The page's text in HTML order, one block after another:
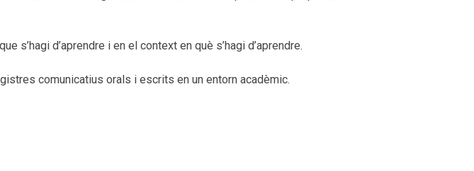
d’aprendre i en el context en què s’hagi d’aprendre.
comunicatius orals i escrits en un entorn acadèmic.